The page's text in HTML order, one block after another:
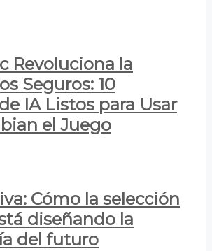
Revoluciona la
Seguros: 10
IA Listos para Usar
el Juego
Cómo la selección
diseñando la
del futuro